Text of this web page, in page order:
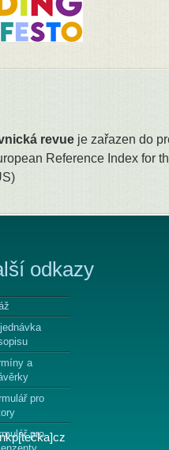
revue je zařazen do
Reference Index for
odkazy
a
pro
pro